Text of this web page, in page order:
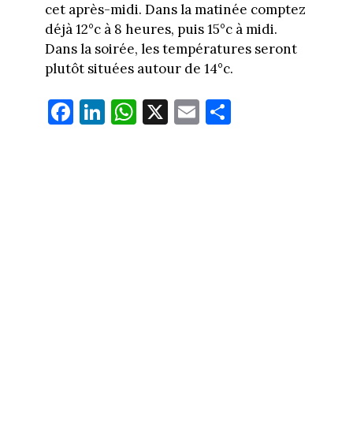
cet après-midi. Dans la matinée comptez
déjà 12°c à 8 heures, puis 15°c à midi.
Dans la soirée, les températures seront
plutôt situées autour de 14°c.
Fa
ce
Li
nk
W
ha
X E
m
Pa